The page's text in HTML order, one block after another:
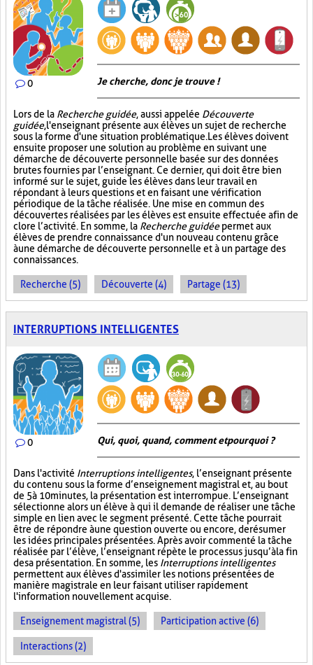
0 Je cherche, donc je trouve !
Lors de la Recherche guidée, aussi appelée Découverte
guidée, l'enseignant présente aux élèves un sujet de recherche
sous la forme d'une situation problématique. Les élèves doivent
ensuite proposer une solution au problème en suivant une
démarche de découverte personnelle basée sur des données
brutes fournies par l’enseignant. Ce dernier, qui doit être bien
informé sur le sujet, guide les élèves dans leur travail en
répondant à leurs questions et en faisant une vérification
périodique de la tâche réalisée. Une mise en commun des
découvertes réalisées par les élèves est ensuite effectuée afin de
clore l’activité. En somme, la Recherche guidéepermet aux
élèves de prendre connaissance d'un nouveau contenu grâce
à une démarche de découverte personnelle et à un partage des
connaissances.
Recherche (5) Découverte (4) Partage (13)
INTERRUPTIONS INTELLIGENTES
0 Qui, quoi, quand, comment et pourquoi ?
Dans l'activité Interruptions intelligentes, l’enseignant présente
du contenu sous la forme d’enseignement magistral et, au bout
de 5 à 10 minutes, la présentation est interrompue. L’enseignant
sélectionne alors un élève à qui il demande de réaliser une tâche
simple en lien avec le segment présenté. Cette tâche pourrait
être de répondre à une question ouverte ou encore, de résumer
les idées principales présentées. Après avoir commenté la tâche
réalisée par l’élève, l’enseignant répète le processus jusqu’à la fin
de sa présentation. En somme, les Interruptions intelligentes
permettent aux élèves d'assimiler les notions présentées de
manière magistrale en leur faisant utiliser rapidement
l'information nouvellement acquise.
Enseignement magistral (5) Participation active (6)
Interactions (2)